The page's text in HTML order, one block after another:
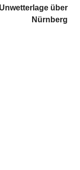
Unwetterlage über
Nürnberg